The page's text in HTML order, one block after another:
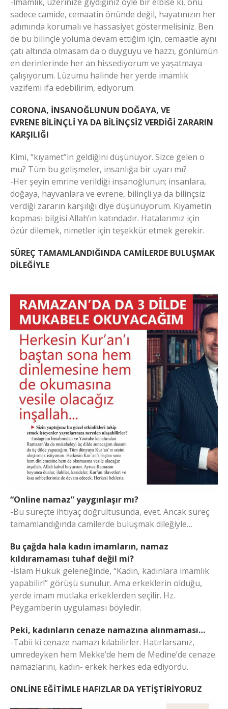
sadece camide, cemaatin önünde değil, hayatınızın her
adımında korumalı ve hassasiyet göstermelisiniz. Ben
de bu bilinçle yoluma devam ettiğim için, cemaatle aynı
çatı altında olmasam da o duyguyu ve hazzı, gönlümün
en derinlerinde her an hissediyorum ve yaşatmaya
çalışıyorum. Lüzumu halinde her yerde imamlık
vazifemi ifa edebilirim, ediyorum.
CORONA, İNSANOĞLUNUN DOĞAYA, VE
EVRENE BİLİNÇLİ YA DA BİLİNÇSİZ VERDİĞİ ZARARIN
KARŞILIĞI
Kimi, “kıyamet”in geldiğini düşünüyor. Sizce gelen o
mu? Tüm bu gelişmeler, insanlığa bir uyarı mı?
-Her şeyin emrine verildiği insanoğlunun; insanlara,
doğaya, hayvanlara ve evrene, bilinçli ya da bilinçsiz
verdiği zararın karşılığı diye düşünüyorum. Kıyametin
kopması bilgisi Allah’ın katındadır. Hatalarımız için
özür dilemek, nimetler için teşekkür etmek gerekir.
SÜREÇ TAMAMLANDIĞINDA CAMİLERDE BULUŞMAK
DİLEĞİYLE
“Online namaz” yaygınlaşır mı?
-Bu süreçte ihtiyaç doğrultusunda, evet. Ancak süreç
tamamlandığında camilerde buluşmak dileğiyle…
Bu çağda hala kadın imamların, namaz
kıldıramaması tuhaf değil mi?
-İslam Hukuk geleneğinde, “Kadın, kadınlara imamlık
yapabilir!” görüşü sunulur. Ama erkeklerin olduğu,
yerde imam mutlaka erkeklerden seçilir. Hz.
Peygamberin uygulaması böyledir.
Peki, kadınların cenaze namazına alınmaması…
-Tabii ki cenaze namazı kılabilirler. Hatırlarsanız,
umredeyken hem Mekke’de hem de Medine’de cenaze
namazlarını, kadın- erkek herkes eda ediyordu.
ONLİNE EĞİTİMLE HAFIZLAR DA YETİŞTİRİYORUZ